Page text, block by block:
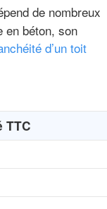
de nombreux
en béton, son
d’un toit
TTC